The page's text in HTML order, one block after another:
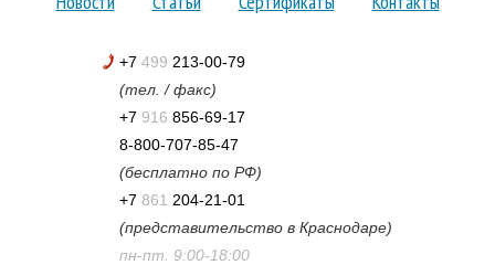
+7 499 213-00-79
(тел. / факс)
+7 916 856-69-17
8-800-707-85-47
(бесплатно по РФ)
+7 861 204-21-01
(представительство в Краснодаре)
пн-пт. 9:00-18:00